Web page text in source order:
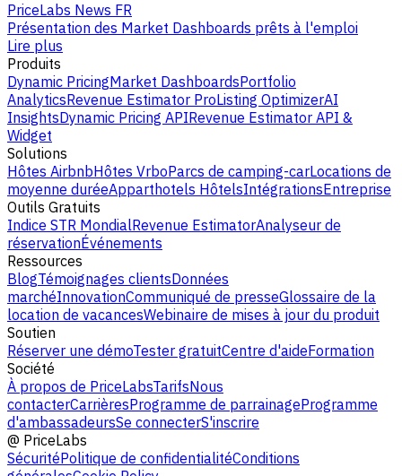
PriceLabs News FR
Présentation des Market Dashboards prêts à l'emploi
Lire plus
Produits
Dynamic PricingMarket DashboardsPortfolio
AnalyticsRevenue Estimator ProListing OptimizerAI
InsightsDynamic Pricing APIRevenue Estimator API &
Widget
Solutions
Hôtes AirbnbHôtes VrboParcs de camping-carLocations de
moyenne duréeApparthotels HôtelsIntégrationsEntreprise
Outils Gratuits
Indice STR MondialRevenue EstimatorAnalyseur de
réservationÉvénements
Ressources
BlogTémoignages clientsDonnées
marchéInnovationCommuniqué de presseGlossaire de la
location de vacancesWebinaire de mises à jour du produit
Soutien
Réserver une démoTester gratuitCentre d'aideFormation
Société
À propos de PriceLabsTarifsNous
contacterCarrièresProgramme de parrainageProgramme
d'ambassadeursSe connecterS'inscrire
@ PriceLabs
SécuritéPolitique de confidentialitéConditions